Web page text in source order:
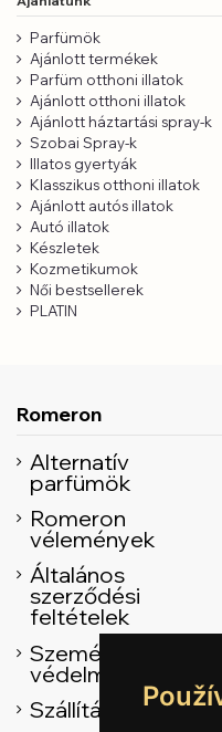
Parfümök
Ajánlott termékek
Parfüm otthoni illatok
Ajánlott otthoni illatok
Ajánlott háztartási spray-k
Szobai Spray-k
Illatos gyertyák
Klasszikus otthoni illatok
Ajánlott autós illatok
Autó illatok
Készletek
Kozmetikumok
Női bestsellerek
PLATIN
Romeron
Alternatív
parfümök
Romeron
vélemények
Általános
szerződési
feltételek
Személyes adatok
védelme
Szállítás